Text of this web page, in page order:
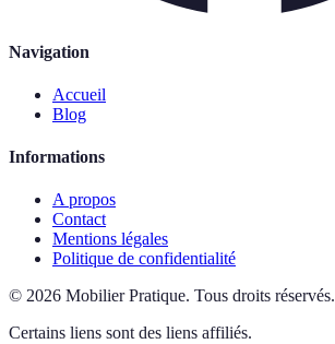
Navigation
Accueil
Blog
Informations
A propos
Contact
Mentions légales
Politique de confidentialité
© 2026 Mobilier Pratique. Tous droits réservés.
Certains liens sont des liens affiliés.